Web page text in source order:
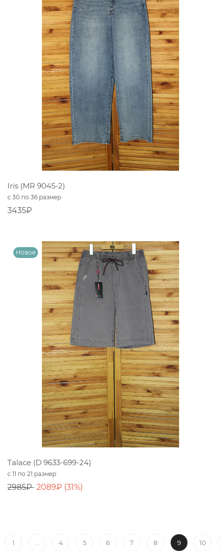
Iris (MR 9045-2)
с 30 по 36 размер
3435₽
Talace (D 9633-699-24)
с 11 по 21 размер
2985₽ 2089₽ (31%)
1 4 5 6 7 8 9 10